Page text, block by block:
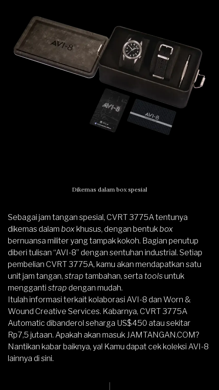
Dikemas dalam box spesial
Sebagai jam tangan spesial, CVRT 3775A tentunya
dikemas dalam boxkhusus, dengan bentukbox
bernuansa militer yang tampak kokoh. Bagian penutup
diberi tulisan “AVI-8” dengan sentuhan industrial. Setiap
pembelian CVRT 3775A, kamu akan mendapatkan satu
unit jam tangan, strap tambahan, serta toolsuntuk
mengganti strap dengan mudah.
Itulah informasi terkait kolaborasi AVI-8 dan Worn &
Wound Creative Services. Kabarnya, CVRT 3775A
Automatic dibanderol seharga US$450 atau sekitar
Rp7,5 jutaan. Apakah akan masukJAMTANGAN.COM?
Nantikan kabar baiknya, ya! Kamu dapatcek koleksi AVI-8
lainnya di sini.